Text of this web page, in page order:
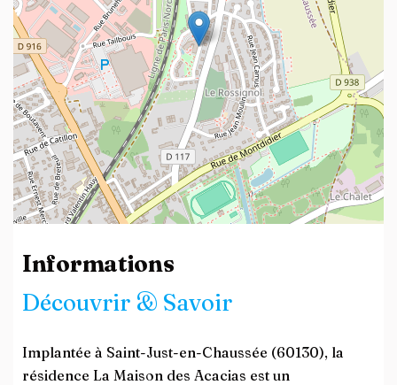
Leaflet| ©OpenStreetMapcontributors
Informations
Découvrir & Savoir
Implantée à Saint-Just-en-Chaussée (60130), la
résidence La Maison des Acacias est un